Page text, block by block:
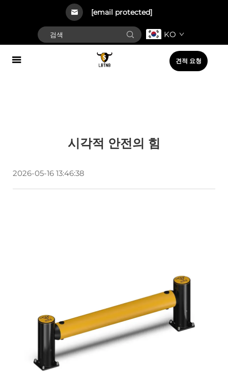
[email protected]
KO
견적 요청
시각적 안전의 힘
2026-05-16 13:46:38